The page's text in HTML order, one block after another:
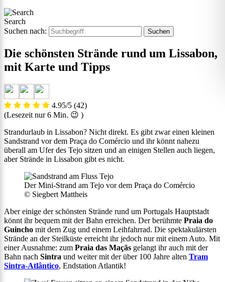
Search
Suchen nach:
Die schönsten Strände rund um Lissabon,
mit Karte und Tipps
4.95/5 (42)
(Lesezeit nur 6 Min. 😉 )
Strandurlaub in Lissabon? Nicht direkt. Es gibt zwar einen kleinen
Sandstrand vor dem Praça do Comércio und ihr könnt nahezu
überall am Ufer des Tejo sitzen und an einigen Stellen auch liegen,
aber Strände in Lissabon gibt es nicht.
Der Mini-Strand am Tejo vor dem Praça do Comércio
© Siegbert Mattheis
Aber einige der schönsten Strände rund um Portugals Hauptstadt
könnt ihr bequem mit der Bahn erreichen. Der berühmte Praia do
Guincho mit dem Zug und einem Leihfahrrad. Die spektakulärsten
Strände an der Steilküste erreicht ihr jedoch nur mit einem Auto. Mit
einer Ausnahme: zum Praia das Maçãs gelangt ihr auch mit der
Bahn nach Sintra und weiter mit der über 100 Jahre alten Tram
Sintra-Atlântico, Endstation Atlantik!